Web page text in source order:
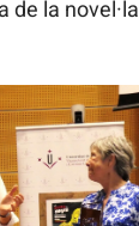
de la novel·la